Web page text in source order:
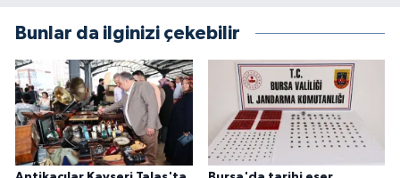
Bunlar da ilginizi çekebilir